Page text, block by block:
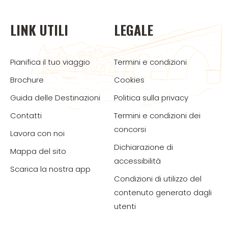
LINK UTILI
Pianifica il tuo viaggio
Brochure
Guida delle Destinazioni
Contatti
Lavora con noi
Mappa del sito
Scarica la nostra app
LEGALE
Termini e condizioni
Cookies
Politica sulla privacy
Termini e condizioni dei
concorsi
Dichiarazione di
accessibilità
Condizioni di utilizzo del
contenuto generato dagli
utenti